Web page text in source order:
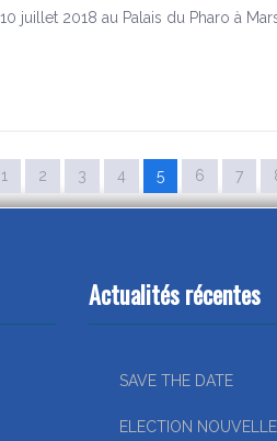
juillet 2018 au Palais du Pharo à
1 2 3 4 5 6 7
Actualités récentes
SAVE THE DATE
ELECTION